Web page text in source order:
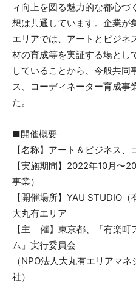
ィ向上を図る魅力的な都心
想は共通しています。企業が
エリアでは、アートとビジネ
材の育成等を実証する場とし
していることから、今般共同
ス、コーディネーター育成事
た。
■開催概要
【名称】アート＆ビジネス
【実施期間】2022年10月〜
事業）
【開催場所】YAU STUDIO
大丸有エリア
【主 催】東京都、「有楽町
ム」実行委員会
（NPO法人大丸有エリアマ
社）